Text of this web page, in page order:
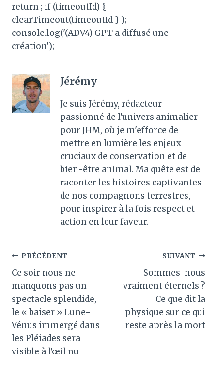
return ; if (timeoutId) {
clearTimeout(timeoutId } );
console.log('(ADV4) GPT a diffusé une
création');
Jérémy
Je suis Jérémy, rédacteur
passionné de l'univers animalier
pour JHM, où je m'efforce de
mettre en lumière les enjeux
cruciaux de conservation et de
bien-être animal. Ma quête est de
raconter les histoires captivantes
de nos compagnons terrestres,
pour inspirer à la fois respect et
action en leur faveur.
Navigation
de
l’article
PRÉCÉDENT
Ce soir nous ne
manquons pas un
spectacle splendide,
le « baiser » Lune-
Vénus immergé dans
les Pléiades sera
visible à l'œil nu
SUIVANT
Sommes-nous
vraiment éternels ?
Ce que dit la
physique sur ce qui
reste après la mort